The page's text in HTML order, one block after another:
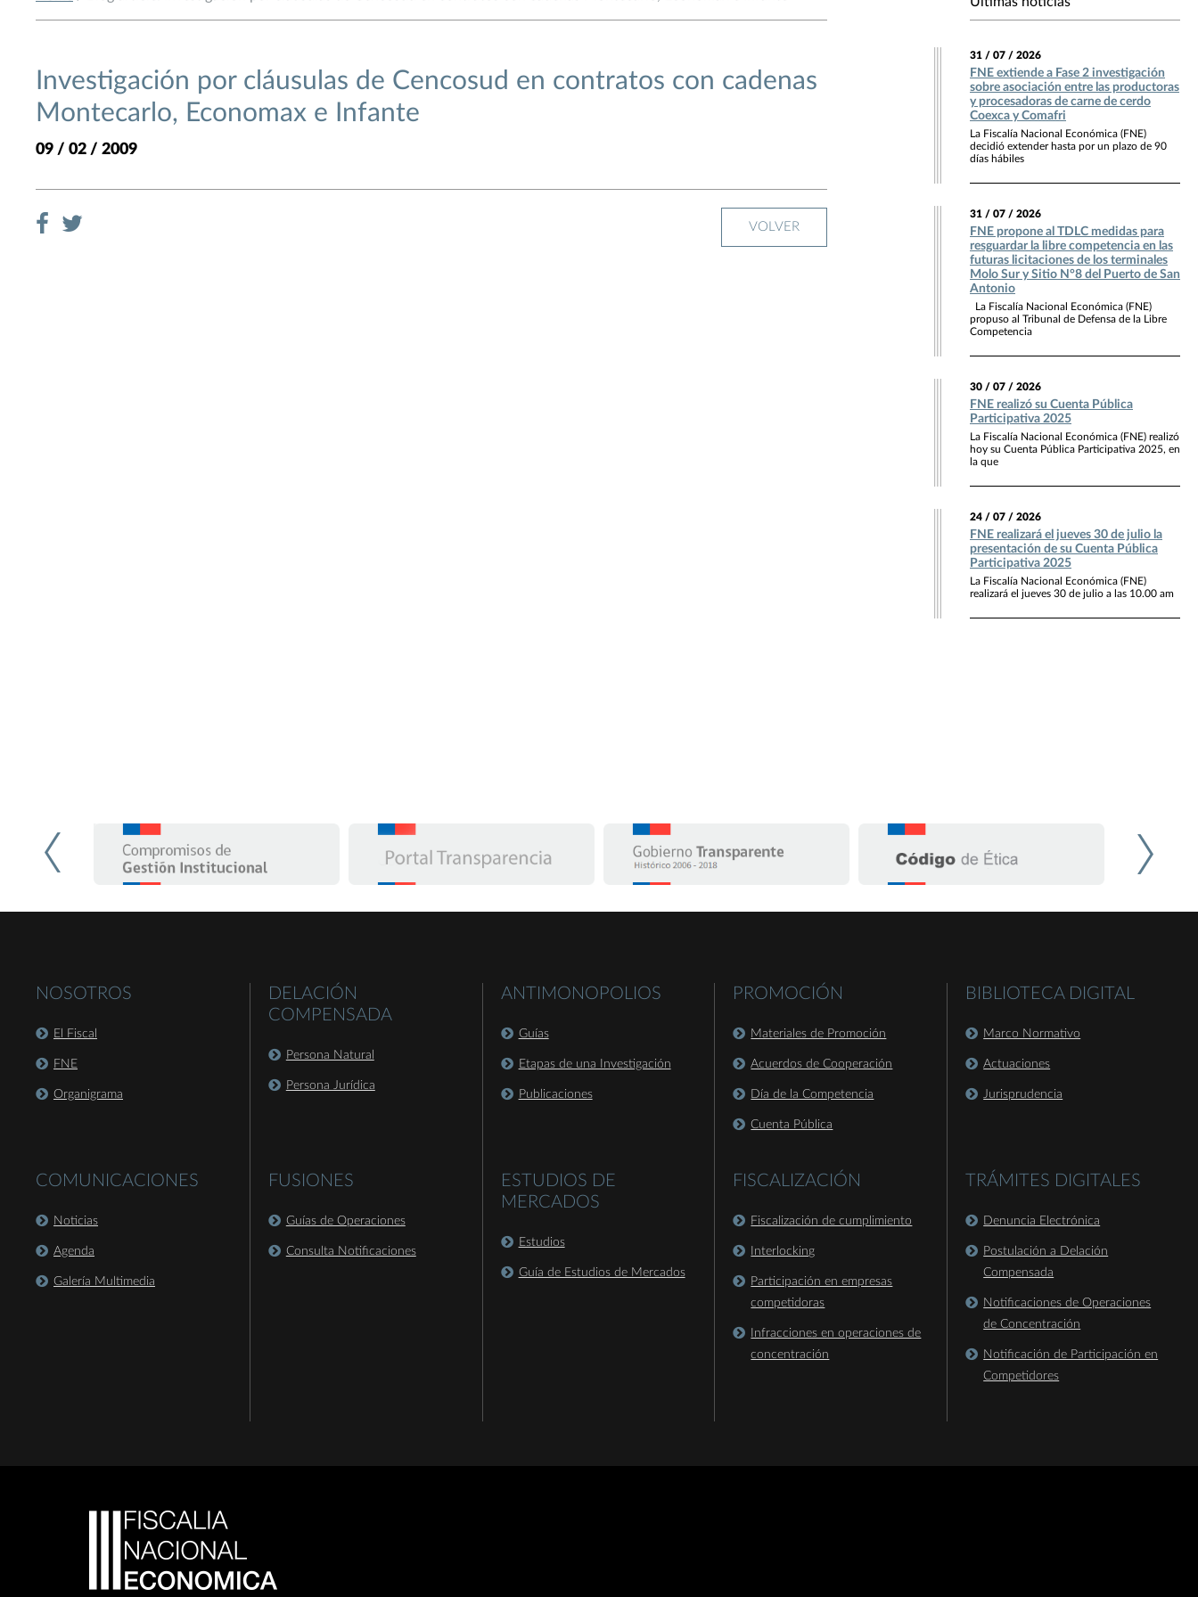
Investigación por cláusulas de Cencosud en contratos con cadenas
Montecarlo, Economax e Infante
09 / 02 / 2009
VOLVER
31 / 07 / 2026
FNE extiende a Fase 2 investigación
sobre asociación entre las productoras
y procesadoras de carne de cerdo
Coexca y Comafri
La Fiscalía Nacional Económica (FNE)
decidió extender hasta por un plazo de 90
días hábiles
31 / 07 / 2026
FNE propone al TDLC medidas para
resguardar la libre competencia en las
futuras licitaciones de los terminales
Molo Sur y Sitio N°8 del Puerto de San
Antonio
La Fiscalía Nacional Económica (FNE)
propuso al Tribunal de Defensa de la Libre
Competencia
30 / 07 / 2026
FNE realizó su Cuenta Pública
Participativa 2025
La Fiscalía Nacional Económica (FNE) realizó
hoy su Cuenta Pública Participativa 2025, en
la que
24 / 07 / 2026
FNE realizará el jueves 30 de julio la
presentación de su Cuenta Pública
Participativa 2025
La Fiscalía Nacional Económica (FNE)
realizará el jueves 30 de julio a las 10.00 am
NOSOTROS
El Fiscal
FNE
Organigrama
COMUNICACIONES
Noticias
Agenda
Galería Multimedia
DELACIÓN
COMPENSADA
Persona Natural
Persona Jurídica
FUSIONES
Guías de Operaciones
Consulta Notificaciones
ANTIMONOPOLIOS
Guías
Etapas de una Investigación
Publicaciones
ESTUDIOS DE
MERCADOS
Estudios
Guía de Estudios de Mercados
PROMOCIÓN
Materiales de Promoción
Acuerdos de Cooperación
Día de la Competencia
Cuenta Pública
FISCALIZACIÓN
Fiscalización de cumplimiento
Interlocking
Participación en empresas
competidoras
Infracciones en operaciones de
concentración
BIBLIOTECA DIGITAL
Marco Normativo
Actuaciones
Jurisprudencia
TRÁMITES DIGITALES
Denuncia Electrónica
Postulación a Delación
Compensada
Notificaciones de Operaciones
de Concentración
Notificación de Participación en
Competidores